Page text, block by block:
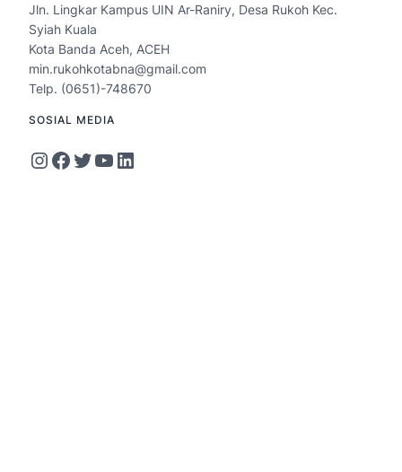
Jln. Lingkar Kampus UIN Ar-Raniry, Desa Rukoh Kec.
Syiah Kuala
Kota Banda Aceh, ACEH
min.rukohkotabna@gmail.com
Telp. (0651)-748670
SOSIAL MEDIA
Instagram Facebook Twitter YouTube LinkedIn